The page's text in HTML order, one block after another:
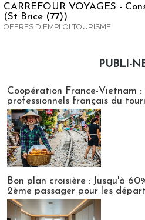
CARREFOUR VOYAGES -
(St Brice (77))
OFFRES D'EMPLOI TOURISME
PUBLI-
Coopération France-Vietnam
professionnels français du
Bon plan croisière : Jusqu'à
2ème passager pour les